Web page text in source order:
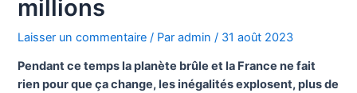
millions
Laisser un commentaire / Paradmin/ 31 août 2023
Pendant ce temps la planète brûle et la France ne fait
rien pour que ça change, les inégalités explosent, plus de